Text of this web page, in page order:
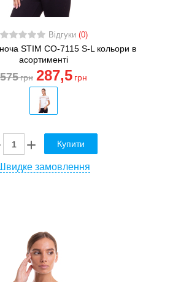
Відгуки (0)
STIM CO-7115 S-L кольори в
асортименті
575грн 287,5 грн
Купити
замовлення